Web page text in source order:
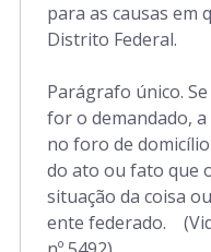
para as causas em
Distrito Federal.
Parágrafo único.
for o demandado,
no foro de
do ato ou fato que
situação da coisa
ente federado.